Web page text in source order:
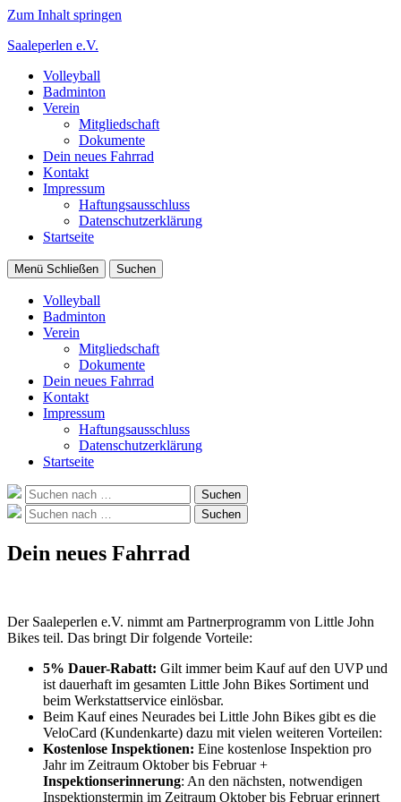
Zum Inhalt springen
Saaleperlen e.V.
Volleyball
Badminton
Verein
Mitgliedschaft
Dokumente
Dein neues Fahrrad
Kontakt
Impressum
Haftungsausschluss
Datenschutzerklärung
Startseite
Menü Schließen Suchen
Volleyball
Badminton
Verein
Mitgliedschaft
Dokumente
Dein neues Fahrrad
Kontakt
Impressum
Haftungsausschluss
Datenschutzerklärung
Startseite
Suche
nach:
Suchen
Suche
nach:
Suchen
Dein neues Fahrrad
Der Saaleperlen e.V. nimmt am Partnerprogramm von Little John
Bikes teil. Das bringt Dir folgende Vorteile:
5% Dauer-Rabatt: Gilt immer beim Kauf auf den UVP und
ist dauerhaft im gesamten Little John Bikes Sortiment und
beim Werkstattservice einlösbar.
Beim Kauf eines Neurades bei Little John Bikes gibt es die
VeloCard (Kundenkarte) dazu mit vielen weiteren Vorteilen:
Kostenlose Inspektionen: Eine kostenlose Inspektion pro
Jahr im Zeitraum Oktober bis Februar +
Inspektionserinnerung: An den nächsten, notwendigen
Inspektionstermin im Zeitraum Oktober bis Februar erinnert